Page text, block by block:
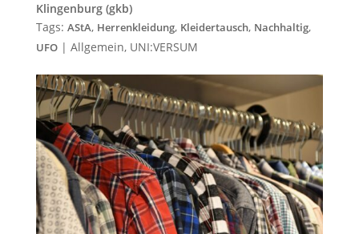
Klingenburg (gkb)
Tags: AStA, Herrenkleidung, Kleidertausch, Nachhaltig,
UFO| Allgemein, UNI:VERSUM